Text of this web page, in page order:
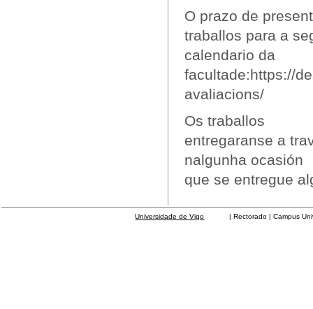
O prazo de
traballos para a
calendario da
facultade:https://
avaliacions/
Os traballos
entregaranse a
nalgunha ocasión
que se entregue
Universidade de Vigo | Rectorado | Campus